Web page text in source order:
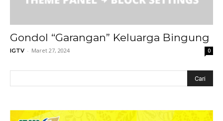
Gondol “Garangan” Keluarga Bingung
IGTV - Maret 27, 2024 0